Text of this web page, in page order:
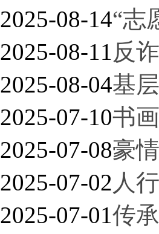
2025-08-14“志
2025-08-11 反
2025-08-04基
2025-07-10书
2025-07-08豪
2025-07-02 人
2025-07-01传